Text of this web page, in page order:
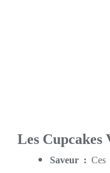
Les Cupcakes
Saveur : Ces